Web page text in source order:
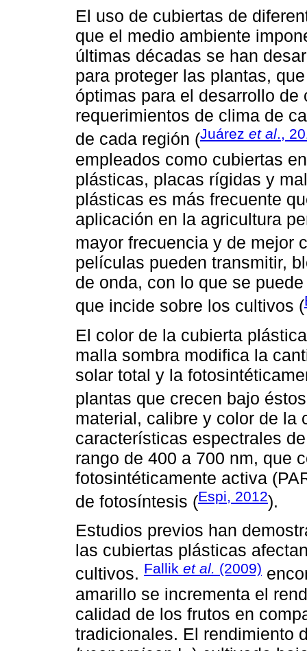
El uso de cubiertas de
que el medio ambiente
últimas décadas se han
para proteger las plantas,
óptimas para el desarrollo
requerimientos de clima de
de cada región (Juárez et al.,
empleados como cubiertas
plásticas, placas rígidas y
plásticas es más frecuente
aplicación en la agricultura
mayor frecuencia y de mejor
películas pueden transmitir,
de onda, con lo que se
que incide sobre los cultivos (
El color de la cubierta
malla sombra modifica la
solar total y la
plantas que crecen bajo
material, calibre y color de la
características espectrales
rango de 400 a 700 nm, que
fotosintéticamente activa
de fotosíntesis (Espi, 2012).
Estudios previos han
las cubiertas plásticas
cultivos. Fallik et al. (2009)
amarillo se incrementa el
calidad de los frutos en
tradicionales. El rendimiento